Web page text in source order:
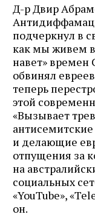
Д-р Двир
подчеркнул в
как мы живем в
навет» времен
обвинял
теперь
этой
«Вызывает
и делающие
отпущения за
на
социальных
«YouTube»,
он.